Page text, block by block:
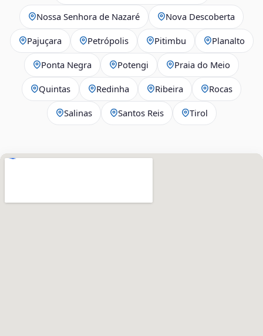
Nossa Senhora de Nazaré Nova Descoberta
Pajuçara Petrópolis Pitimbu Planalto
Ponta Negra Potengi Praia do Meio
Quintas Redinha Ribeira Rocas
Salinas Santos Reis Tirol